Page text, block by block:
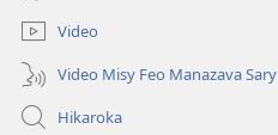
Video
Video Misy Feo Manazava Sary
Hikaroka